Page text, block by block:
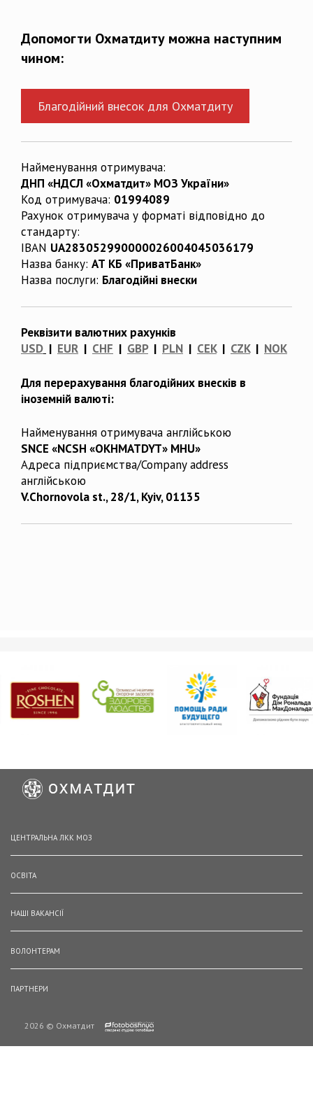
Допомогти Охматдиту можна наступним
чином:
Благодійний внесок для Охматдиту
Найменування отримувача:
ДНП «НДСЛ «Охматдит» МОЗ України»
Код отримувача: 01994089
Рахунок отримувача у форматі відповідно до
стандарту:
IBAN UA283052990000026004045036179
Назва банку: АТ КБ «ПриватБанк»
Назва послуги: Благодійні внески
Реквізити валютних рахунків
USD | EUR | CHF | GBP| PLN | CEK| CZK| NOK
Для перерахування благодійних внесків в
іноземній валюті:
Найменування отримувача англійською
SNCE «NCSH «OKHMATDYT» MHU»
Адреса підприємства/Company address
англійською
V.Chornovola st., 28/1, Kyiv, 01135
ЦЕНТРАЛЬНА ЛКК МОЗ
ОСВІТА
НАШІ ВАКАНСІЇ
ВОЛОНТЕРАМ
ПАРТНЕРИ
2026 © Охматдит